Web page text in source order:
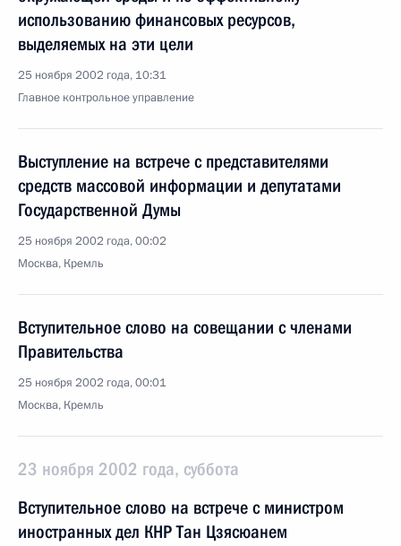
использованию финансовых ресурсов,
выделяемых на эти цели
25 ноября 2002 года, 10:31
Главное контрольное управление
Выступление на встрече с представителями
средств массовой информации и депутатами
Государственной Думы
25 ноября 2002 года, 00:02
Москва, Кремль
Вступительное слово на совещании с членами
Правительства
25 ноября 2002 года, 00:01
Москва, Кремль
23 ноября 2002 года, суббота
Вступительное слово на встрече с министром
иностранных дел КНР Тан Цзясюанем